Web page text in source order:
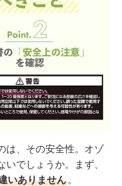
は、その安全性。オゾ
でしょうか。まず、
いありません 。